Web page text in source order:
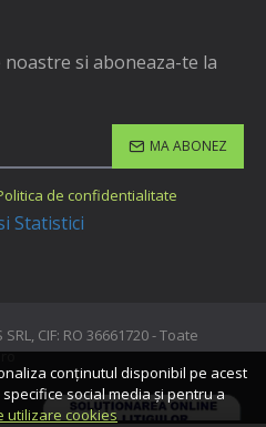
si aboneaza-te la
MA ABONEZ
de confidentialitate
CIF: RO 36661720 - Toate
conținutul disponibil pe acest
social media și pentru a
utilizare cookies